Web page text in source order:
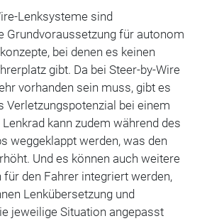
Lenksysteme sind
Grundvoraussetzung für autonom
bei denen es keinen
gibt. Da bei Steer-by-Wire
vorhanden sein muss, gibt es
Verletzungspotenzial bei einem
kann zudem während des
weggeklappt werden, was den
Und es können auch weitere
den Fahrer integriert werden,
Lenkübersetzung und
jeweilige Situation angepasst